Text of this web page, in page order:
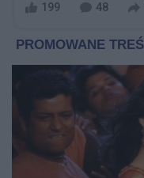
199 48